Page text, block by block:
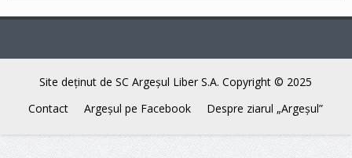
Site deţinut de SC Argeşul Liber S.A. Copyright © 2025
Contact
Argeşul pe Facebook Despre ziarul „Argeşul”